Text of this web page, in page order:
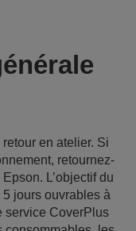
en atelier. Si
retournez-
L’objectif du
jours ouvrables à
service CoverPlus